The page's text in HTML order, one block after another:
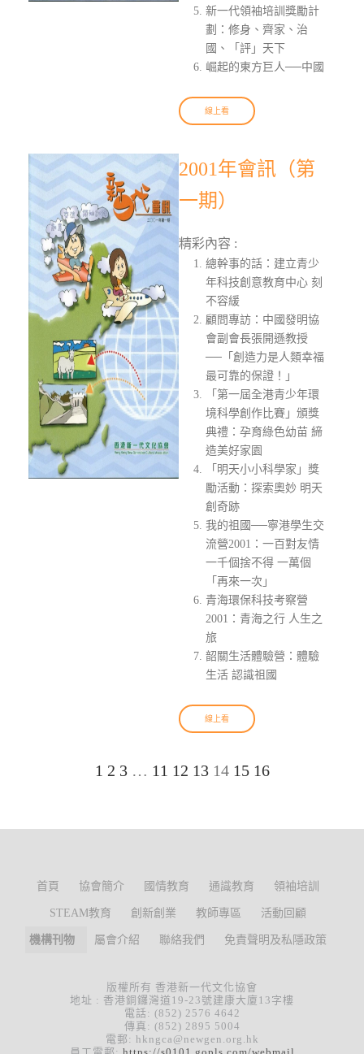
新一代領袖培訓獎勵計
劃：修身、齊家、治
國、「評」天下
崛起的東方巨人──中國
線上看
2001年會訊（第
一期）
精彩內容 :
總幹事的話：建立青少
年科技創意教育中心 刻
不容緩
顧問專訪：中國發明協
會副會長張開遜教授
──「創造力是人類幸福
最可靠的保證！」
「第一屆全港青少年環
境科學創作比賽」頒獎
典禮：孕育綠色幼苗 締
造美好家園
「明天小小科學家」獎
勵活動：探索奧妙 明天
創奇跡
我的祖國──寧港學生交
流營2001：一百對友情
一千個捨不得 一萬個
「再來一次」
青海環保科技考察營
2001：青海之行 人生之
旅
韶關生活體驗營：體驗
生活 認識祖國
線上看
1 2 3 … 11 12 13 14 15 16
首頁 協會簡介 國情教育 通識教育 領袖培訓
STEAM教育 創新創業 教師專區 活動回顧
機構刊物 屬會介紹 聯絡我們 免責聲明及私隱政策
版權所有 香港新一代文化協會
地址 : 香港銅鑼灣道19-23號建康大廈13字樓
電話: (852) 2576 4642
傳真: (852) 2895 5004
電郵: hkngca@newgen.org.hk